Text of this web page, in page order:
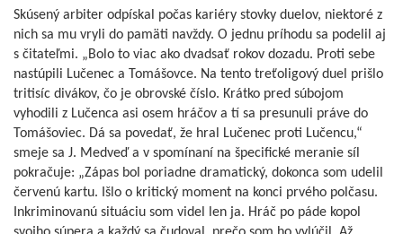
Skúsený arbiter odpískal počas kariéry stovky duelov, niektoré z
nich sa mu vryli do pamäti navždy. O jednu príhodu sa podelil aj
s čitateľmi. „Bolo to viac ako dvadsať rokov dozadu. Proti sebe
nastúpili Lučenec a Tomášovce. Na tento treťoligový duel prišlo
tritisíc divákov, čo je obrovské číslo. Krátko pred súbojom
vyhodili z Lučenca asi osem hráčov a tí sa presunuli práve do
Tomášoviec. Dá sa povedať, že hral Lučenec proti Lučencu,“
smeje sa J. Medveď a v spomínaní na špecifické meranie síl
pokračuje: „Zápas bol poriadne dramatický, dokonca som udelil
červenú kartu. Išlo o kritický moment na konci prvého polčasu.
Inkriminovanú situáciu som videl len ja. Hráč po páde kopol